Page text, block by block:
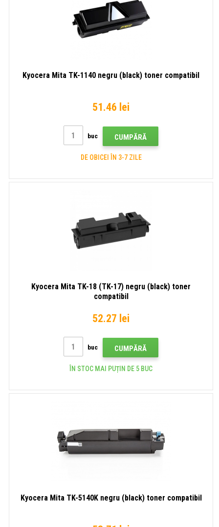
Kyocera Mita TK-1140 negru (black) toner compatibil
51.46 lei
buc CUMPĂRĂ
DE OBICEI ÎN 3-7 ZILE
Kyocera Mita TK-18 (TK-17) negru (black) toner
compatibil
52.27 lei
buc CUMPĂRĂ
ÎN STOC MAI PUȚIN DE 5 BUC
Kyocera Mita TK-5140K negru (black) toner compatibil